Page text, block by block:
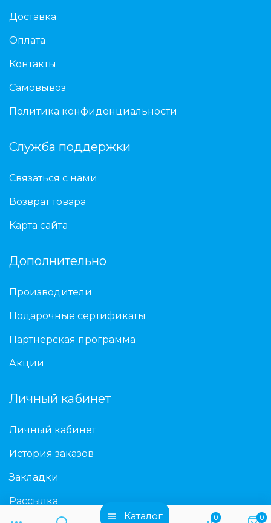
Каталог 0 0
Доставка
Оплата
Контакты
Самовывоз
Политика конфиденциальности
Служба поддержки
Связаться с нами
Возврат товара
Карта сайта
Дополнительно
Производители
Подарочные сертификаты
Партнёрская программа
Акции
Личный кабинет
Личный кабинет
История заказов
Закладки
Рассылка